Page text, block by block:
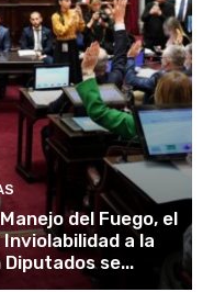
del Fuego, el
a la
se...